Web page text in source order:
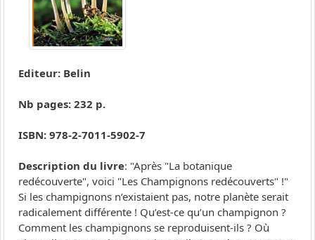
Editeur: Belin
Nb pages: 232 p.
ISBN: 978-2-7011-5902-7
Description du livre: "Après "La botanique
redécouverte", voici "Les Champignons redécouverts" !"
Si les champignons n’existaient pas, notre planète serait
radicalement différente ! Qu’est-ce qu’un champignon ?
Comment les champignons se reproduisent-ils ? Où